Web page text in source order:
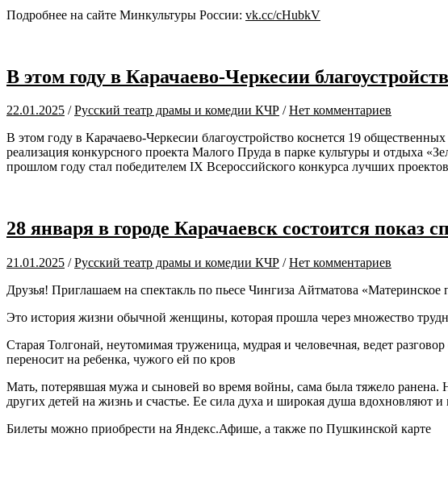
Подробнее на сайте Минкультуры России: vk.cc/cHubkV
В этом году в Карачаево-Черкесии
22.01.2025 /Русский театр драмы и комедии КЧР /Нет комментариев
В этом году в Карачаево-Черкесии благоустройство коснется 19
реализация конкурсного проекта Малого Пруда в парке культуры и отдыха
прошлом году стал победителем IX Всероссийского конкурса лучших
28 января в городе Карачаевск состоится показ
21.01.2025 /Русский театр драмы и комедии КЧР /Нет комментариев
Друзья! Приглашаем на спектакль по пьесе Чингиза Айтматова «Материнское
Это история жизни обычной женщины, которая прошла через множество
Старая Толгонай, неутомимая труженица, мудрая и человечная, ведет
переносит на ребенка, чужого ей по кров
Мать, потерявшая мужа и сыновей во время войны, сама была тяжело ранена.
других детей на жизнь и счастье. Ее сила духа и широкая душа вдохновляют
Билеты можно приобрести на Яндекс.Афише, а также по Пушкинской карте